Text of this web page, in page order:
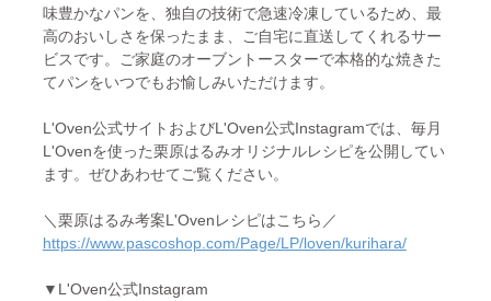
味豊かなパンを、独自の技術で急速冷凍しているため、最
高のおいしさを保ったまま、ご自宅に直送してくれるサー
ビスです。ご家庭のオーブントースターで本格的な焼きた
てパンをいつでもお愉しみいただけます。
L'Oven公式サイトおよびL'Oven公式Instagramでは、毎月
L'Ovenを使った栗原はるみオリジナルレシピを公開してい
ます。ぜひあわせてご覧ください。
＼栗原はるみ考案L'Ovenレシピはこちら／
https://www.pascoshop.com/Page/LP/loven/kurihara/
▼L'Oven公式Instagram